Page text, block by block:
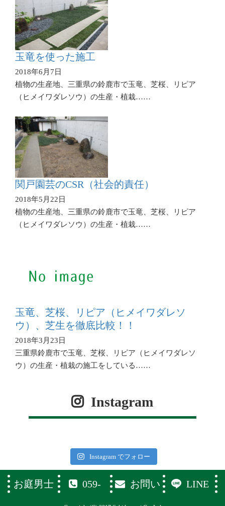
玉竜を使った施工
2018年6月7日
植物の生産地、三重県の鈴鹿市で玉竜、芝桜、リピア
（ヒメイワダレソウ）の生産・植栽……
関戸園芸のCSR（社会的責任）
2018年5月22日
植物の生産地、三重県の鈴鹿市で玉竜、芝桜、リピア
（ヒメイワダレソウ）の生産・植栽……
玉竜、芝桜、リピア（ヒメイワダレソ
ウ）、芝生を徹底比較！！
2018年3月23日
三重県鈴鹿市で玉竜、芝桜、リピア（ヒメイワダレソ
ウ）の生産・植栽の施工をしている……
Instagram
Instagram でフォロー
お庭男士
059-
お問い
LINE